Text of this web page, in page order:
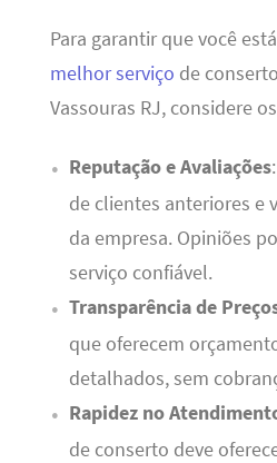
Para garantir que você está
melhor serviço de
Vassouras RJ, considere
Reputação e Avaliações
de clientes anteriores e
da empresa. Opiniões
serviço confiável.
Transparência de
que oferecem
detalhados, sem
Rapidez no
de conserto deve